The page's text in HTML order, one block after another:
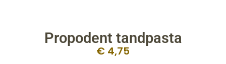
Propodent tandpasta
€ 4,75